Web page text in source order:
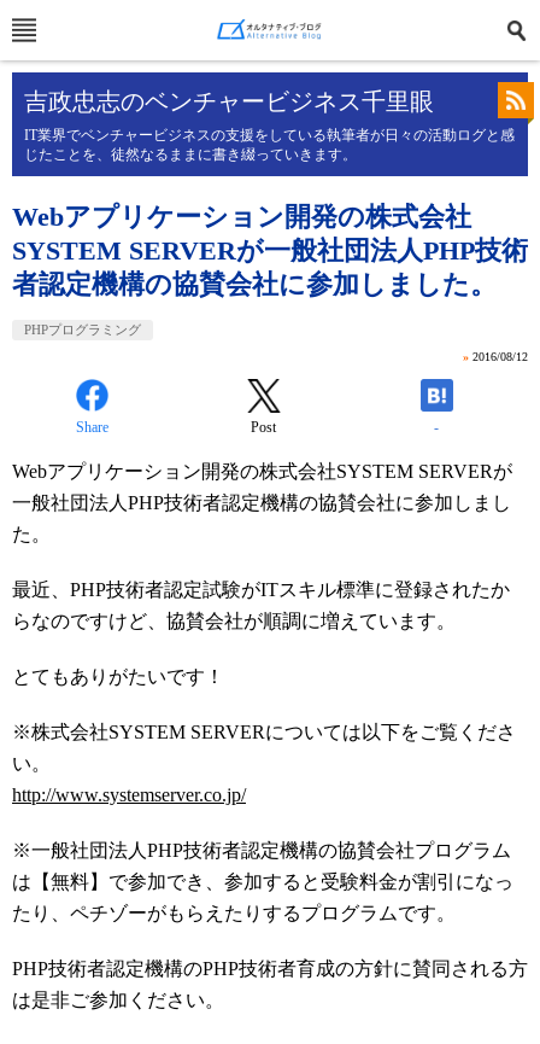
吉政忠志のベンチャービジネス千里眼
IT業界でベンチャービジネスの支援をしている執筆者が日々の活動ログと感
じたことを、徒然なるままに書き綴っていきます。
Webアプリケーション開発の株式会社
SYSTEM SERVERが一般社団法人PHP技術
者認定機構の協賛会社に参加しました。
PHPプログラミング
» 2016/08/12
Share Post -
Webアプリケーション開発の株式会社SYSTEM SERVERが
一般社団法人PHP技術者認定機構の協賛会社に参加しまし
た。
最近、PHP技術者認定試験がITスキル標準に登録されたか
らなのですけど、協賛会社が順調に増えています。
とてもありがたいです！
※株式会社SYSTEM SERVERについては以下をご覧くださ
い。
http://www.systemserver.co.jp/
※一般社団法人PHP技術者認定機構の協賛会社プログラム
は【無料】で参加でき、参加すると受験料金が割引になっ
たり、ペチゾーがもらえたりするプログラムです。
PHP技術者認定機構のPHP技術者育成の方針に賛同される方
は是非ご参加ください。